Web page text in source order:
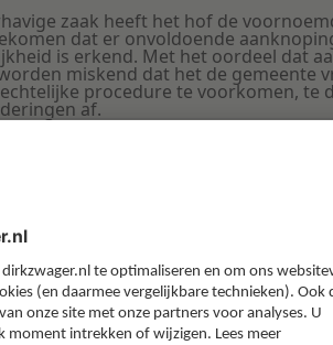
zaak heeft het hof de
dat er onvoldoende
is erkend. Met het oordeel dat
miskend dat het de gemeente
procedure te voorkomen, te
af.
Ja, ik wil de